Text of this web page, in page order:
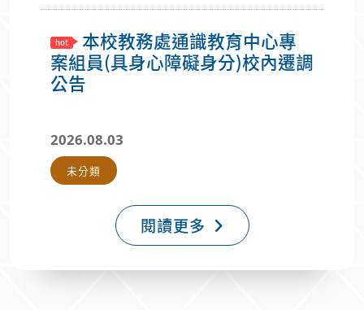
本校教務處通識教育中心專
案組員(具身心障礙身分)校內遷調
公告
2026.08.03
未分類
閱讀更多